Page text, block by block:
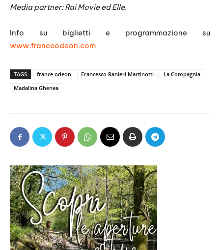
Media partner: Rai Movie ed Elle.
Info su biglietti e programmazione su
www.franceodeon.com
TAGS france odeon Francesco Ranieri Martinotti
La Compagnia
Madalina Ghenea